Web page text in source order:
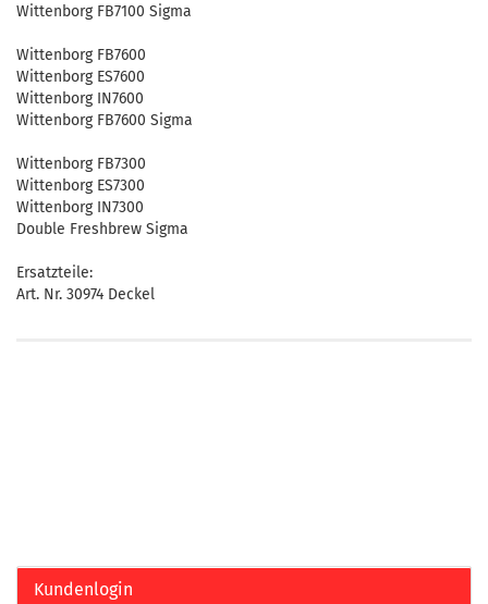
Wittenborg FB7100 Sigma
Wittenborg FB7600
Wittenborg ES7600
Wittenborg IN7600
Wittenborg FB7600 Sigma
Wittenborg FB7300
Wittenborg ES7300
Wittenborg IN7300
Double Freshbrew Sigma
Ersatzteile:
Art. Nr. 30974 Deckel
Kundenlogin